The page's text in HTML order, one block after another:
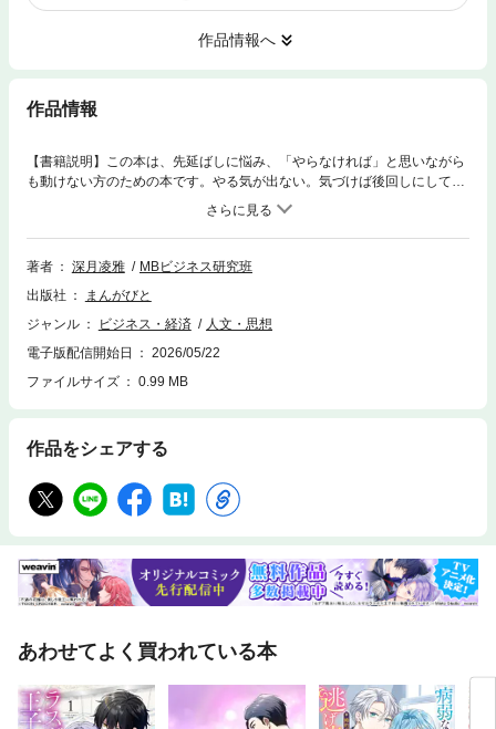
作品情報へ
作品情報
【書籍説明】この本は、先延ばしに悩み、「やらなければ」と思いながら
も動けない方のための本です。やる気が出ない。気づけば後回しにしてし
まう。そして一日の終わりに、「今日もできなかった」と落ち込んでしま
う。そんな経験はないでしょうか。私自身、これまで何度も同じことを繰
り返してきました。やろうと思っているのに動けない。そのたびに、自分
の意志の弱さを責めてきました。しかし、あるとき気づいたのです。行動
ているだけなのかもしれない、と。実際に、やり方を少し変えるだけで、
驚くほど行動しやすくなることがありました。この本では、やる気に頼ら
クを小さくする、前日に少し準備しておく。どれも特別なことではありま
せんが、これらを実践することで、少しずつ「動ける自分」に近づくこと
内容が変わっても、共通して感じていたのは、「人は動けないときがあ
る」ということです。そしてそのときに必要なのは、気合いや根性ではな
く、行動を後押しする仕組みでした。この本を通して、「やらなきゃ」と
思うだけで終わってしまう日が、「少しだけやってみよう」と思える日に
変わっていけばうれしいです。完璧に変わる必要はありません。まずは、
【著者紹介】深月凌雅（ミヅキリョウガ）元・中学校・高校の国語教師。
教壇に立ちながら、生徒たちの「やろうと思っているのに動けない」とい
う姿に多く触れる。自身もまた、先延ばしや行動できないことに悩み、試
環境の中でも、「人はやる気だけでは動けない」という共通の課題を実感
する。現在は、自身の経験をもとに、無理なく行動に移すための考え方や
「小さく動く」ための具体的な方法をまとめている。著書に『もうバタバ
タしない！時間とタスクの超整理術』『わかってほしい。でも、言えな
著者 深月凌雅
MBビジネス研究班
出版社
まんがびと
ジャンル
ビジネス・経済
人文・思想
電子版配信開始日
2026/05/22
ファイルサイズ
0.99 MB
作品をシェアする
あわせてよく買われている本